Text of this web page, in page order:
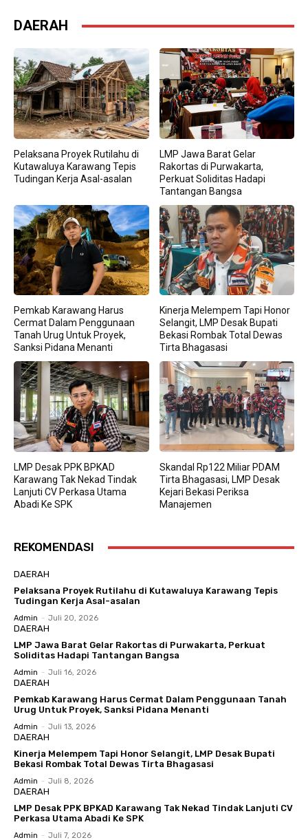
DAERAH
Pelaksana Proyek Rutilahu di
Kutawaluya Karawang Tepis
Tudingan Kerja Asal-asalan
LMP Jawa Barat Gelar
Rakortas di Purwakarta,
Perkuat Soliditas Hadapi
Tantangan Bangsa
Pemkab Karawang Harus
Cermat Dalam Penggunaan
Tanah Urug Untuk Proyek,
Sanksi Pidana Menanti
Kinerja Melempem Tapi Honor
Selangit, LMP Desak Bupati
Bekasi Rombak Total Dewas
Tirta Bhagasasi
LMP Desak PPK BPKAD
Karawang Tak Nekad Tindak
Lanjuti CV Perkasa Utama
Abadi Ke SPK
Skandal Rp122 Miliar PDAM
Tirta Bhagasasi, LMP Desak
Kejari Bekasi Periksa
Manajemen
REKOMENDASI
DAERAH
Pelaksana Proyek Rutilahu di Kutawaluya Karawang Tepis
Tudingan Kerja Asal-asalan
Admin - Juli 20, 2026
DAERAH
LMP Jawa Barat Gelar Rakortas di Purwakarta, Perkuat
Soliditas Hadapi Tantangan Bangsa
Admin - Juli 16, 2026
DAERAH
Pemkab Karawang Harus Cermat Dalam Penggunaan Tanah
Urug Untuk Proyek, Sanksi Pidana Menanti
Admin - Juli 13, 2026
DAERAH
Kinerja Melempem Tapi Honor Selangit, LMP Desak Bupati
Bekasi Rombak Total Dewas Tirta Bhagasasi
Admin - Juli 8, 2026
DAERAH
LMP Desak PPK BPKAD Karawang Tak Nekad Tindak Lanjuti CV
Perkasa Utama Abadi Ke SPK
Admin - Juli 7, 2026